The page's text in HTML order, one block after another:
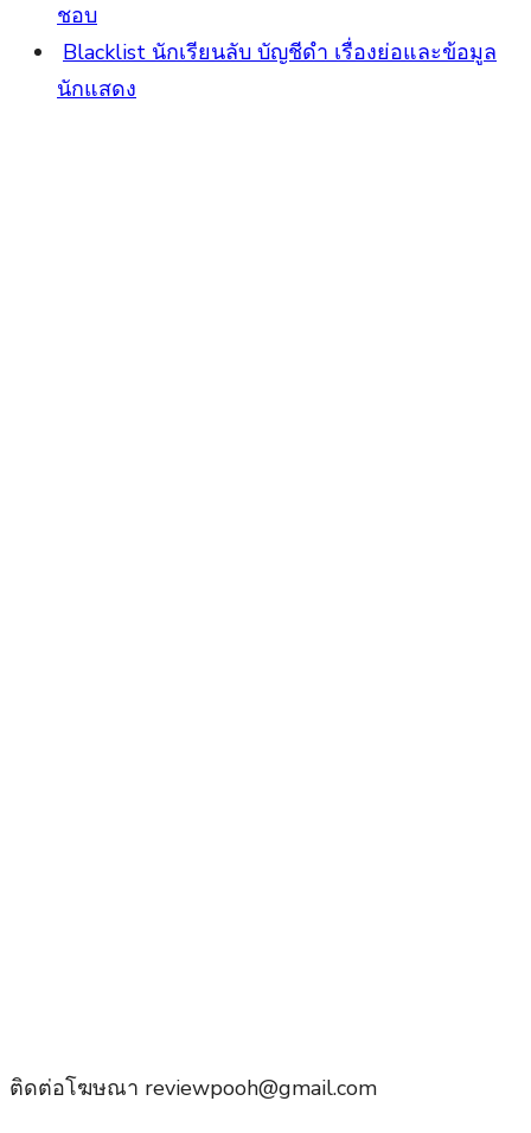
ชอบ
Blacklist นักเรียนลับ บัญชีดำ เรื่องย่อและข้อมูล
นักแสดง
ติดต่อโฆษณา reviewpooh@gmail.com